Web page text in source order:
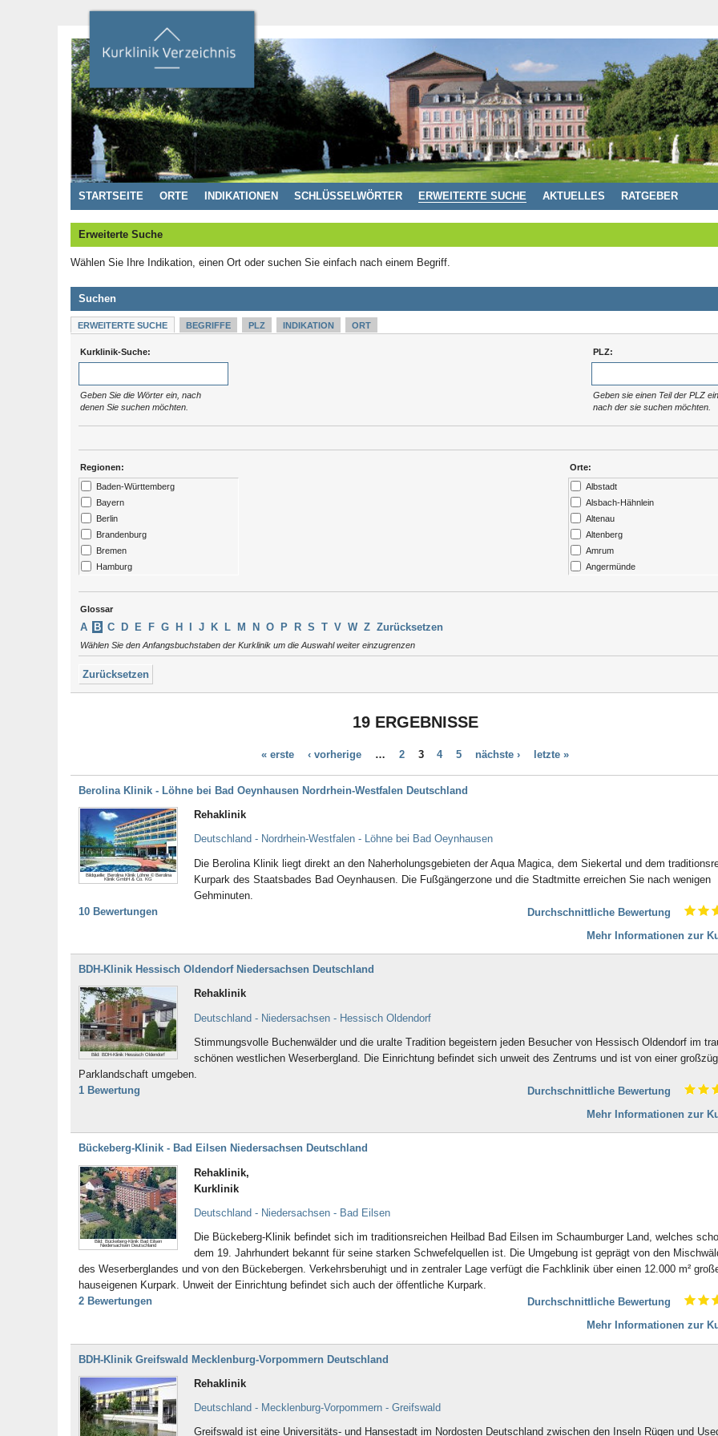
STARTSEITE ORTE INDIKATIONEN SCHLÜSSELWÖRTER ERWEITERTE SUCHE AKTUELLES RATGEBER
Erweiterte Suche
Wählen Sie Ihre Indikation, einen Ort oder suchen Sie einfach nach einem Begriff.
Suchen
ERWEITERTE SUCHE BEGRIFFE PLZ INDIKATION ORT
Kurklinik-Suche:
Geben Sie die Wörter ein, nach
denen Sie suchen möchten.
PLZ:
Geben sie einen Teil der PLZ
nach der sie suchen möchten.
Regionen:
Baden-Württemberg
Bayern
Berlin
Brandenburg
Bremen
Hamburg
Mecklenburg-Vorpommern
Niedersachsen
Nordrhein-Westfalen
Saarland
Sachsen
Orte:
Albstadt
Alsbach-Hähnlein
Altenau
Altenberg
Amrum
Angermünde
Aulendorf
Bad Bellingen
Bad Blankenburg
Bad Bocklet
Bad Camberg
Bad Ditzenbach
Bad Driburg
Bad Düben
Bad Feilnbach
Bad Frankenhausen
Bad Freienwalde
Bad Gandersheim
Bad Gögging
Bad Hersfeld
Glossar
A B C D E F G H J K L M N O P R S T V W Z Zurücksetzen
Wählen Sie den Anfangsbuchstaben der Kurklinik um die Auswahl weiter einzugrenzen
Zurücksetzen
19 ERGEBNISSE
« erste ‹ vorherige … 2 3 4 5 nächste › letzte »
Berolina Klinik - Löhne bei Bad Oeynhausen Nordrhein-Westfalen Deutschland
Bildquelle: Berolina Klinik Löhne © Berolina
Klinik GmbH & Co. KG
Rehaklinik
Deutschland - Nordrhein-Westfalen - Löhne bei Bad Oeynhausen
Die Berolina Klinik liegt direkt an den Naherholungsgebieten der Aqua Magica, dem Siekertal und dem
Kurpark des Staatsbades Bad Oeynhausen. Die Fußgängerzone und die Stadtmitte erreichen Sie nach wenigen
Gehminuten.
10 Bewertungen
Durchschnittliche Bewertung
Mehr Informationen zur
BDH-Klinik Hessisch Oldendorf Niedersachsen Deutschland
Bild: BDH-Klinik Hessisch Oldendorf
Rehaklinik
Deutschland - Niedersachsen - Hessisch Oldendorf
Stimmungsvolle Buchenwälder und die uralte Tradition begeistern jeden Besucher von Hessisch Oldendorf im
schönen westlichen Weserbergland. Die Einrichtung befindet sich unweit des Zentrums und ist von einer
Parklandschaft umgeben.
1 Bewertung
Durchschnittliche Bewertung
Mehr Informationen zur
Bückeberg-Klinik - Bad Eilsen Niedersachsen Deutschland
Bild: Bückeberg-Klinik Bad Eilsen
Niedersachsen Deutschland
Rehaklinik,
Kurklinik
Deutschland - Niedersachsen - Bad Eilsen
Die Bückeberg-Klinik befindet sich im traditionsreichen Heilbad Bad Eilsen im Schaumburger Land, welches
dem 19. Jahrhundert bekannt für seine starken Schwefelquellen ist. Die Umgebung ist geprägt von den
des Weserberglandes und von den Bückebergen. Verkehrsberuhigt und in zentraler Lage verfügt die Fachklinik über einen 12.000 m²
hauseigenen Kurpark. Unweit der Einrichtung befindet sich auch der öffentliche Kurpark.
2 Bewertungen
Durchschnittliche Bewertung
Mehr Informationen zur
BDH-Klinik Greifswald Mecklenburg-Vorpommern Deutschland
Rehaklinik
Deutschland - Mecklenburg-Vorpommern - Greifswald
Greifswald ist eine Universitäts- und Hansestadt im Nordosten Deutschland zwischen den Inseln Rügen und